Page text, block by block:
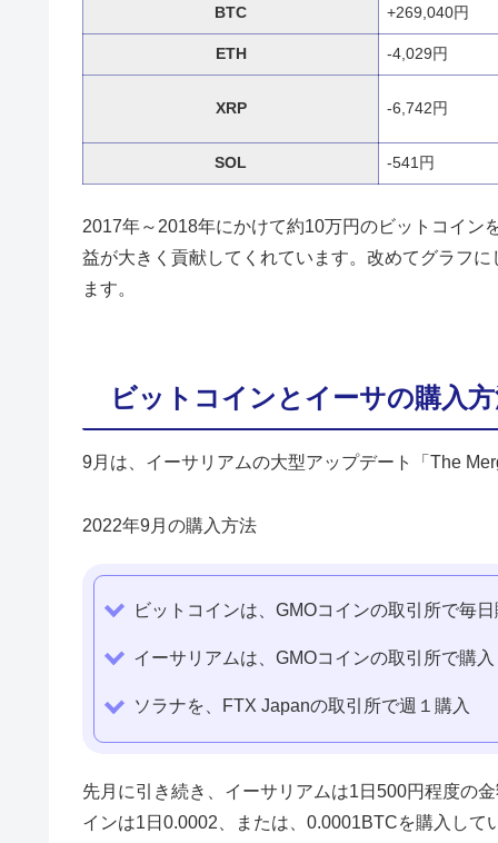
BTC +269,040円
ETH -4,029円
XRP -6,742円
SOL -541円
2017年～2018年にかけて約10万円のビットコイ
益が大きく貢献してくれています。改めてグラフ
ます。
ビットコインとイーサの購入
9月は、イーサリアムの大型アップデート「The
2022年9月の購入方法
ビットコインは、GMOコインの取引所で毎
イーサリアムは、GMOコインの取引所で購入
ソラナを、FTX Japanの取引所で週１購入
先月に引き続き、イーサリアムは1日500円程度の
インは1日0.0002、または、0.0001BTCを購入して